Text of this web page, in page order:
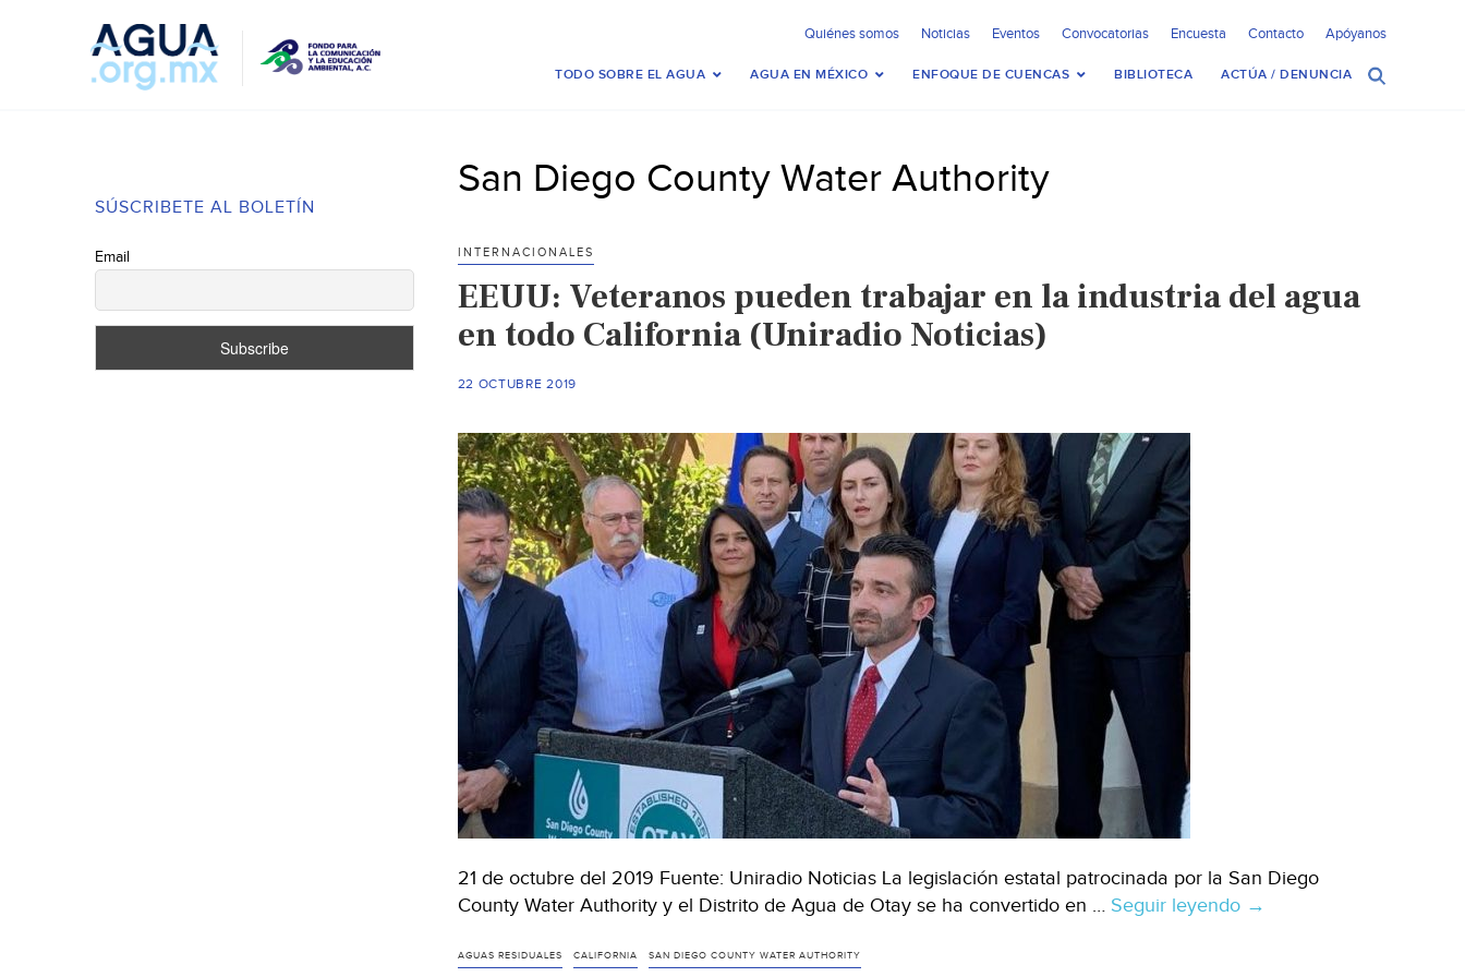
Quiénes somos Noticias Eventos Convocatorias Encuesta Contacto Apóyanos
TODO SOBRE EL AGUA AGUA EN MÉXICO ENFOQUE DE CUENCAS BIBLIOTECA ACTÚA / DENUNCIA
SÚSCRIBETE AL BOLETÍN
Email
San Diego County Water Authority
INTERNACIONALES
EEUU: Veteranos pueden trabajar en la industria del agua
en todo California (Uniradio Noticias)
22 OCTUBRE 2019
21 de octubre del 2019 Fuente: Uniradio Noticias La legislación estatal patrocinada por la San Diego
County Water Authority y el Distrito de Agua de Otay se ha convertido en … Seguir leyendo EEUU:
→
AGUAS RESIDUALES CALIFORNIA SAN DIEGO COUNTY WATER AUTHORITY